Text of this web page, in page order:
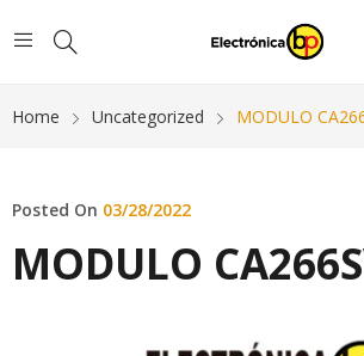
Home Uncategorized MODULO
Posted On 03/28/2022
MODULO